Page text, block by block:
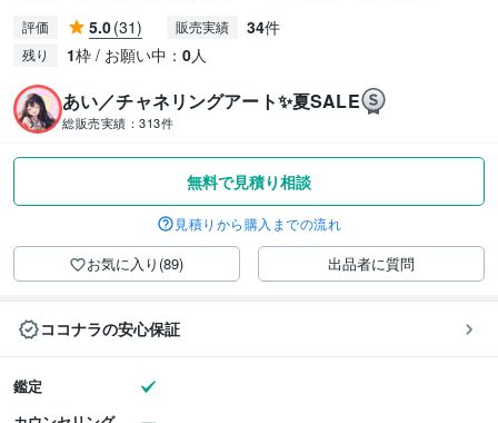
評価 5.0(31) 販売実績 34件
残り 1枠 / お願い中： 0人
あい／チャネリングアート✨夏SALE
総販売実績： 313件
無料で見積り相談
見積りから購入までの流れ
お気に入り(89) 出品者に質問
ココナラの安心保証
鑑定